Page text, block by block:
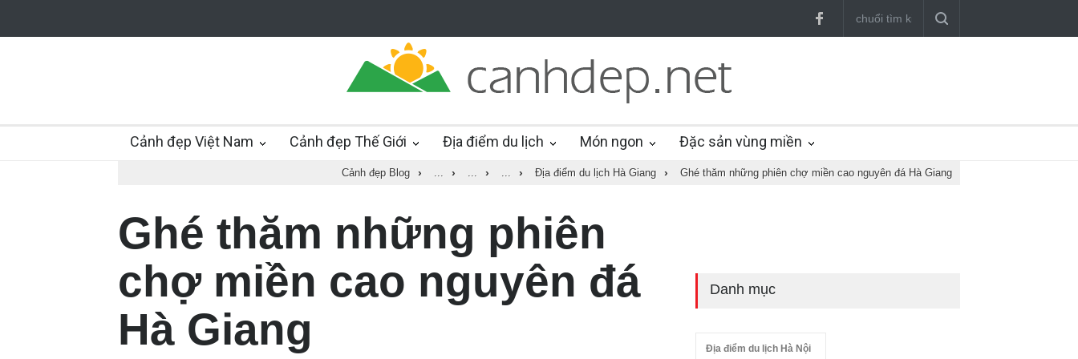
Cảnh đẹp Việt Nam Cảnh đẹp Thế Giới Địa điểm du lịch Món ngon Đặc sản vùng miền
Cảnh đẹp Blog › ... › ... › ... › Địa điểm du lịch Hà Giang › Ghé thăm những phiên chợ miền cao nguyên đá Hà Giang
Ghé thăm những phiên
chợ miền cao nguyên đá
Hà Giang
Danh mục
Địa điểm du lịch Hà Nội